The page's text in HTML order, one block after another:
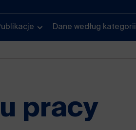
Dane według kategorii
pracy